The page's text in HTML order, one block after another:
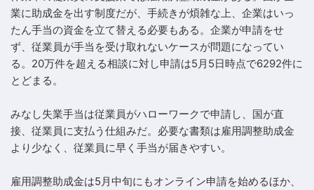
業に助成金を出す制度だが、手続きが煩雑な上、企業はいっ
たん手当の資金を立て替える必要もある。企業が申請をせ
ず、従業員が手当を受け取れないケースが問題になってい
る。20万件を超える相談に対し申請は5月5日時点で6292件に
とどまる。
みなし失業手当は従業員がハローワークで申請し、国が直
接、従業員に支払う仕組みだ。必要な書類は雇用調整助成金
より少なく、従業員に早く手当が届きやすい。
雇用調整助成金は5月中旬にもオンライン申請を始めるほか、